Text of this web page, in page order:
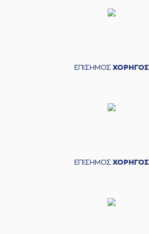
ΕΠΙΣΗΜΟΣ ΧΟΡΗΓΟΣ
ΕΠΙΣΗΜΟΣ ΧΟΡΗΓΟΣ